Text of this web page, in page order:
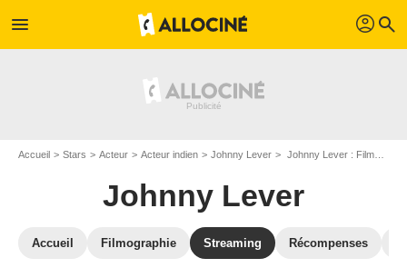
menu profil search
Accueil Stars Acteur Acteur indien Johnny Lever Johnny Lever : Films et séries online
Johnny Lever
Accueil Filmographie Streaming Récompenses